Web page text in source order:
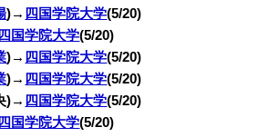
)→ 四国学院大学(5/20)
四国学院大学(5/20)
)→ 四国学院大学(5/20)
)→ 四国学院大学(5/20)
)→ 四国学院大学(5/20)
四国学院大学(5/20)